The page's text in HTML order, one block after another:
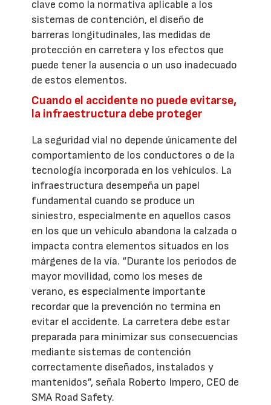
clave como la normativa aplicable a los
sistemas de contención, el diseño de
barreras longitudinales, las medidas de
protección en carretera y los efectos que
puede tener la ausencia o un uso inadecuado
de estos elementos.
Cuando el accidente no puede evitarse,
la infraestructura debe proteger
La seguridad vial no depende únicamente del
comportamiento de los conductores o de la
tecnología incorporada en los vehículos. La
infraestructura desempeña un papel
fundamental cuando se produce un
siniestro, especialmente en aquellos casos
en los que un vehículo abandona la calzada o
impacta contra elementos situados en los
márgenes de la vía. “Durante los periodos de
mayor movilidad, como los meses de
verano, es especialmente importante
recordar que la prevención no termina en
evitar el accidente. La carretera debe estar
preparada para minimizar sus consecuencias
mediante sistemas de contención
correctamente diseñados, instalados y
mantenidos”, señala Roberto Impero, CEO de
SMA Road Safety.